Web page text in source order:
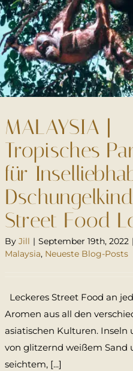
MALAYSIA |
Tropisches
für
Street Food
By Jill | September 19th, 2022 |
Malaysia, Neueste Blog-Posts
Leckeres Street Food an
Aromen aus all den
asiatischen Kulturen. Inseln
von glitzernd weißem Sand
seichtem, [...]